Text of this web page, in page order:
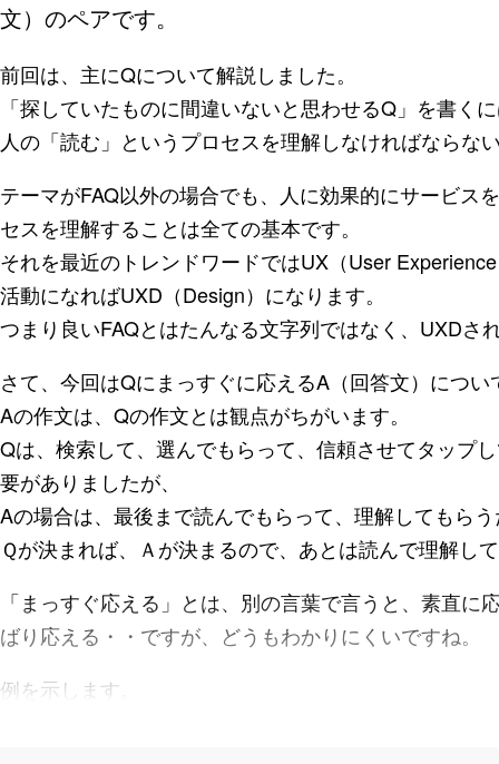
文）のペアです。
前回は、主にQについて解説しました。
「探していたものに間違いないと思わせるQ」を書く
人の「読む」というプロセスを理解しなければならな
テーマがFAQ以外の場合でも、人に効果的にサービス
セスを理解することは全ての基本です。
それを最近のトレンドワードではUX（User
活動になればUXD（Design）になります。
つまり良いFAQとはたんなる文字列ではなく、UXDさ
さて、今回はQにまっすぐに応えるA（回答文）につい
Aの作文は、Qの作文とは観点がちがいます。
Qは、検索して、選んでもらって、信頼させてタップ
要がありましたが、
Aの場合は、最後まで読んでもらって、理解してもら
Ｑが決まれば、Ａが決まるので、あとは読んで理解し
「まっすぐ応える」とは、別の言葉で言うと、素直
ばり応える・・ですが、どうもわかりにくいですね。
例を示します。